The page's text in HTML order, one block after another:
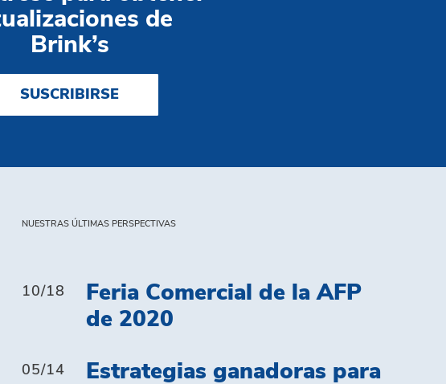
de
Brink’s
SUSCRIBIRSE
NUESTRAS ÚLTIMAS PERSPECTIVAS
10/18
Feria Comercial de la AFP
de 2020
05/14
Estrategias ganadoras para